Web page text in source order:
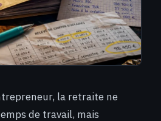
la retraite ne
de travail, mais